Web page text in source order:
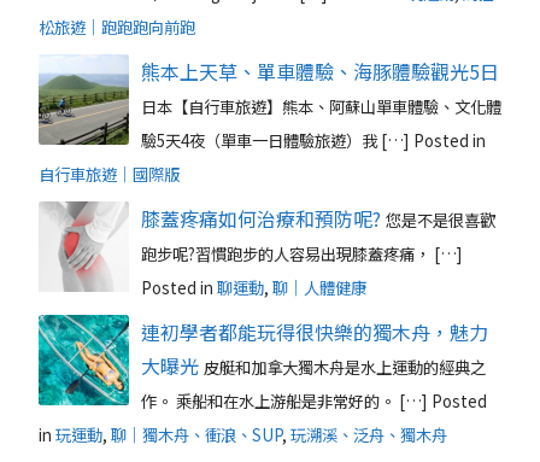
松旅遊｜跑跑跑向前跑
熊本上天草、單車體驗、海豚體驗觀光5日
日本【自行車旅遊】熊本、阿蘇山單車體驗、文化體
驗5天4夜（單車一日體驗旅遊）我 […] Posted in
自行車旅遊｜國際版
膝蓋疼痛如何治療和預防呢? 您是不是很喜歡
跑步呢?習慣跑步的人容易出現膝蓋疼痛， […]
Posted in 聊運動, 聊｜人體健康
連初學者都能玩得很快樂的獨木舟，魅力
大曝光 皮艇和加拿大獨木舟是水上運動的經典之
作。 乘船和在水上游船是非常好的。 […] Posted
in 玩運動, 聊｜獨木舟、衝浪、SUP, 玩溯溪、泛舟、獨木舟